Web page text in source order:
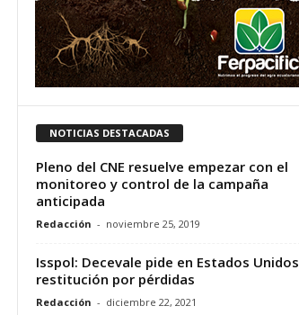
NOTICIAS DESTACADAS
Pleno del CNE resuelve empezar con el
monitoreo y control de la campaña
anticipada
Redacción - noviembre 25, 2019
Isspol: Decevale pide en Estados Unidos
restitución por pérdidas
Redacción - diciembre 22, 2021